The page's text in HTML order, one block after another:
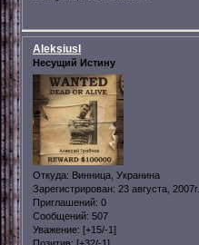
AleksiusI
Несущий Истину
Откуда: Винница, Укранина
Зарегистрирован: 23 августа, 2007г.
Приглашений: 0
Сообщений: 507
Уважение: [+15/-1]
Позитив: [+32/-1]